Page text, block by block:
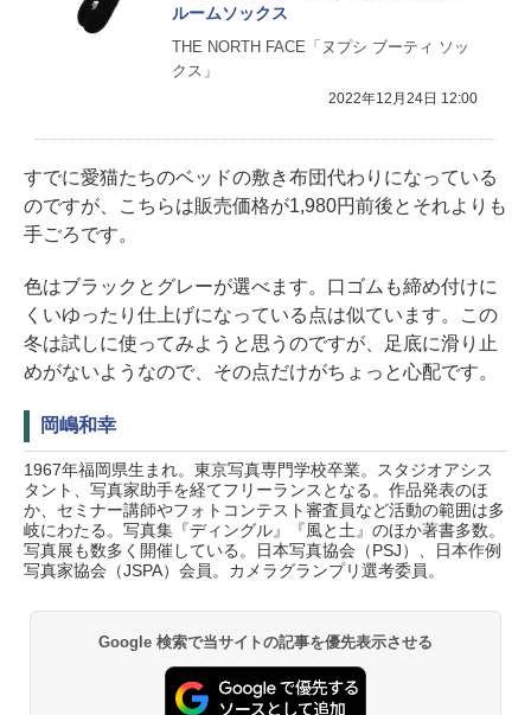
ルームソックス
THE NORTH FACE「ヌプシ ブーティ ソッ
クス」
2022年12月24日 12:00
すでに愛猫たちのベッドの敷き布団代わりになっている
のですが、こちらは販売価格が1,980円前後とそれよりも
手ごろです。
色はブラックとグレーが選べます。口ゴムも締め付けに
くいゆったり仕上げになっている点は似ています。この
冬は試しに使ってみようと思うのですが、足底に滑り止
めがないようなので、その点だけがちょっと心配です。
岡嶋和幸
1967年福岡県生まれ。東京写真専門学校卒業。スタジオアシス
タント、写真家助手を経てフリーランスとなる。作品発表のほ
か、セミナー講師やフォトコンテスト審査員など活動の範囲は多
岐にわたる。写真集『ディングル』『風と土』のほか著書多数。
写真展も数多く開催している。日本写真協会（PSJ）、日本作例
写真家協会（JSPA）会員。カメラグランプリ選考委員。
Google 検索で当サイトの記事を優先表示させる